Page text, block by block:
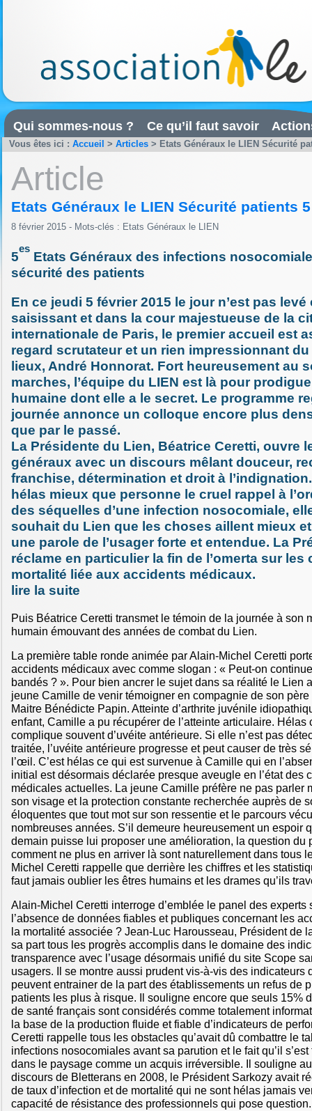
Qui sommes-nous ? Ce qu’il faut savoir
Vous êtes ici : Accueil > Articles > Etats Généraux le LIEN Sécurité
Article
Etats Généraux le LIEN Sécurité patients
8 février 2015 - Mots-clés : Etats Généraux le LIEN
5
es
Etats Généraux des infections
sécurité des patients
En ce jeudi 5 février 2015 le jour n’est pas levé
saisissant et dans la cour majestueuse de la
internationale de Paris, le premier accueil est
regard scrutateur et un rien impressionnant
lieux, André Honnorat. Fort heureusement au
marches, l’équipe du LIEN est là pour
humaine dont elle a le secret. Le programme
journée annonce un colloque encore plus
que par le passé.
La Présidente du Lien, Béatrice Ceretti, ouvre
généraux avec un discours mêlant douceur,
franchise, détermination et droit à
hélas mieux que personne le cruel rappel à
des séquelles d’une infection nosocomiale,
souhait du Lien que les choses aillent mieux
une parole de l’usager forte et entendue. La
réclame en particulier la fin de l’omerta sur les
mortalité liée aux accidents médicaux.
lire la suite
Puis Béatrice Ceretti transmet le témoin de la journée à son
humain émouvant des années de combat du Lien.
La première table ronde animée par Alain-Michel Ceretti
accidents médicaux avec comme slogan : « Peut-on
bandés ? ». Pour bien ancrer le sujet dans sa réalité le Lien
jeune Camille de venir témoigner en compagnie de son
Maitre Bénédicte Papin. Atteinte d’arthrite juvénile
enfant, Camille a pu récupérer de l’atteinte articulaire. Hélas
complique souvent d’uvéite antérieure. Si elle n’est pas
traitée, l’uvéite antérieure progresse et peut causer de très
l’œil. C’est hélas ce qui est survenue à Camille qui en
initial est désormais déclarée presque aveugle en l’état des
médicales actuelles. La jeune Camille préfère ne pas parler
son visage et la protection constante recherchée auprès de
éloquentes que tout mot sur son ressentie et le parcours
nombreuses années. S’il demeure heureusement un espoir
demain puisse lui proposer une amélioration, la question du
comment ne plus en arriver là sont naturellement dans tous
Michel Ceretti rappelle que derrière les chiffres et les
faut jamais oublier les êtres humains et les drames qu’ils
Alain-Michel Ceretti interroge d’emblée le panel des experts
l’absence de données fiables et publiques concernant les
la mortalité associée ? Jean-Luc Harousseau, Président de
sa part tous les progrès accomplis dans le domaine des
transparence avec l’usage désormais unifié du site Scope
usagers. Il se montre aussi prudent vis-à-vis des indicateurs
peuvent entrainer de la part des établissements un refus de
patients les plus à risque. Il souligne encore que seuls 15%
de santé français sont considérés comme totalement
la base de la production fluide et fiable d’indicateurs de
Ceretti rappelle tous les obstacles qu’avait dû combattre le
infections nosocomiales avant sa parution et le fait qu’il
dans le paysage comme un acquis irréversible. Il souligne
discours de Bletterans en 2008, le Président Sarkozy avait
de taux d’infection et de mortalité qui ne sont hélas jamais
capacité de résistance des professionnels qui pose question.